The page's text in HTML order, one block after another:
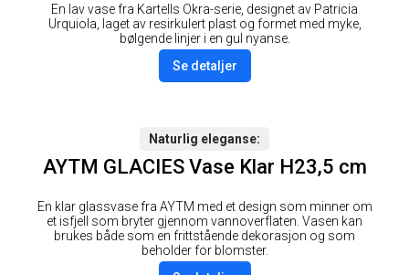
En lav vase fra Kartells Okra-serie, designet av Patricia
Urquiola, laget av resirkulert plast og formet med myke,
bølgende linjer i en gul nyanse.
Se detaljer
Naturlig eleganse
AYTM GLACIES Vase Klar H23,5 cm
En klar glassvase fra AYTM med et design som minner om
et isfjell som bryter gjennom vannoverflaten. Vasen kan
brukes både som en frittstående dekorasjon og som
beholder for blomster.